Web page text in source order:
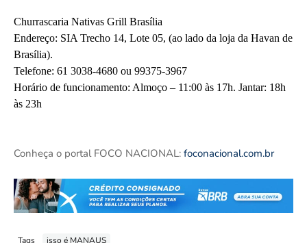
Churrascaria Nativas Grill Brasília
Endereço: SIA Trecho 14, Lote 05, (ao lado da loja da Havan de
Brasília).
Telefone: 61 3038-4680 ou 99375-3967
Horário de funcionamento: Almoço – 11:00 às 17h. Jantar: 18h
às 23h
Conheça o portal FOCO NACIONAL: foconacional.com.br
Tags isso é MANAUS